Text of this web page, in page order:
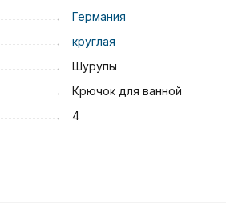
Германия
круглая
Шурупы
Крючок для ванной
4